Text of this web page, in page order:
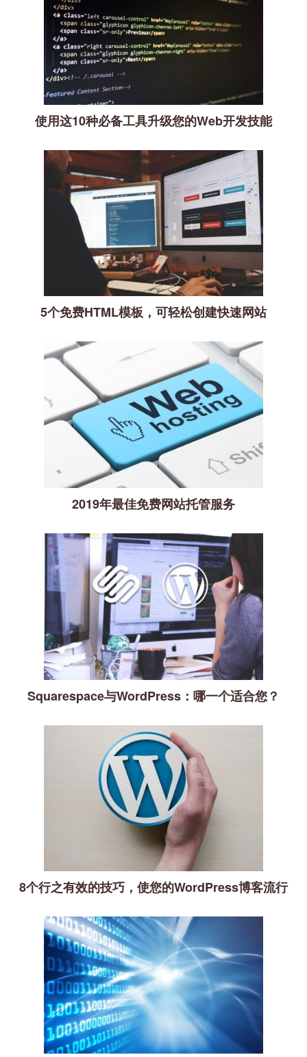
使用这10种必备工具升级您的Web开发技能
5个免费HTML模板，可轻松创建快速网站
2019年最佳免费网站托管服务
Squarespace与WordPress：哪一个适合您？
8个行之有效的技巧，使您的WordPress博客流行